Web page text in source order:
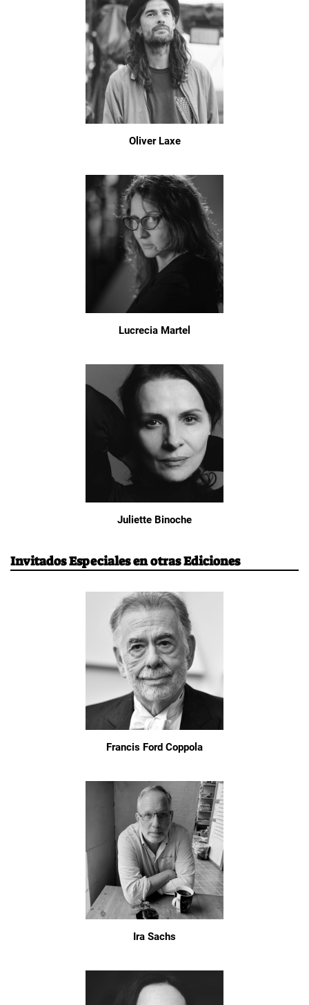
Oliver Laxe
Lucrecia Martel
Juliette Binoche
Invitados Especiales en otras Ediciones
Francis Ford Coppola
Ira Sachs